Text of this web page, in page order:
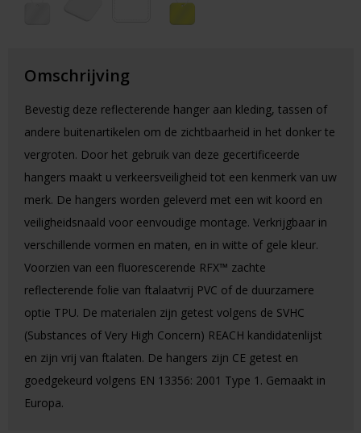
Omschrijving
Bevestig deze reflecterende hanger aan kleding, tassen of
andere buitenartikelen om de zichtbaarheid in het donker te
vergroten. Door het gebruik van deze gecertificeerde
hangers maakt u verkeersveiligheid tot een kenmerk van uw
merk. De hangers worden geleverd met een wit koord en
veiligheidsnaald voor eenvoudige montage. Verkrijgbaar in
verschillende vormen en maten, en in witte of gele kleur.
Voorzien van een fluorescerende RFX™ zachte
reflecterende folie van ftalaatvrij PVC of de duurzamere
optie TPU. De materialen zijn getest volgens de SVHC
(Substances of Very High Concern) REACH kandidatenlijst
en zijn vrij van ftalaten. De hangers zijn CE getest en
goedgekeurd volgens EN 13356: 2001 Type 1. Gemaakt in
Europa.